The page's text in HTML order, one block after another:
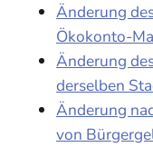
Änderung
Ökokonto-
Änderung
derselben
Änderung
von